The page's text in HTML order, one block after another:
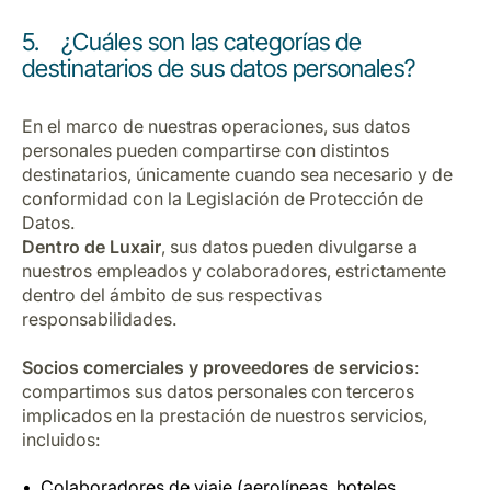
5. ¿Cuáles son las categorías de
destinatarios de sus datos personales?
En el marco de nuestras operaciones, sus datos
personales pueden compartirse con distintos
destinatarios, únicamente cuando sea necesario y de
conformidad con la Legislación de Protección de
Datos.
Dentro de Luxair, sus datos pueden divulgarse a
nuestros empleados y colaboradores, estrictamente
dentro del ámbito de sus respectivas
responsabilidades.
Socios comerciales y proveedores de servicios:
compartimos sus datos personales con terceros
implicados en la prestación de nuestros servicios,
incluidos: